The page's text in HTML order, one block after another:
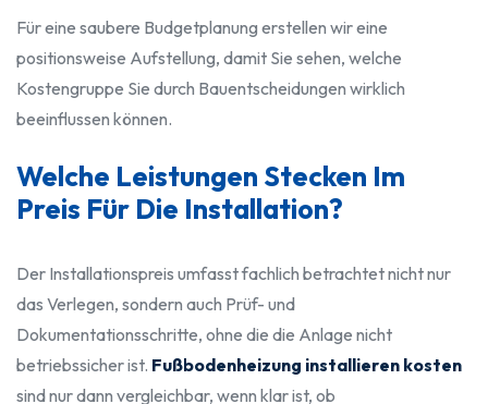
Für eine saubere Budgetplanung erstellen wir eine
positionsweise Aufstellung, damit Sie sehen, welche
Kostengruppe Sie durch Bauentscheidungen wirklich
beeinflussen können.
Welche Leistungen Stecken Im
Preis Für Die Installation?
Der Installationspreis umfasst fachlich betrachtet nicht nur
das Verlegen, sondern auch Prüf- und
Dokumentationsschritte, ohne die die Anlage nicht
betriebssicher ist. Fußbodenheizung installieren kosten
sind nur dann vergleichbar, wenn klar ist, ob